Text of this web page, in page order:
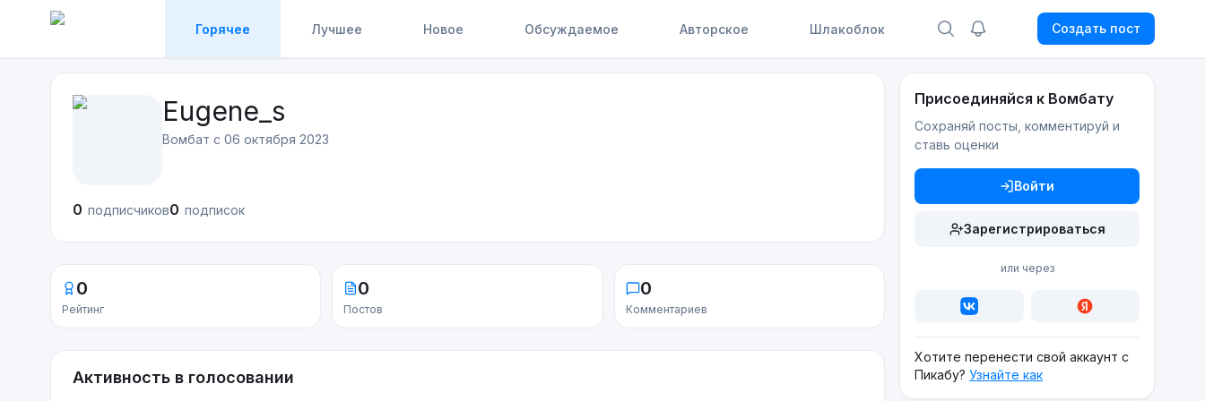
Горячее Лучшее Новое Обсуждаемое Авторское Шлакоблок Создать пост
Eugene_s
Вомбат с 06 октября 2023
0 подписчиков0 подписок
0
Рейтинг
0
Постов
0
Комментариев
Активность в голосовании
Присоединяйся к Вомбату
Сохраняй посты, комментируй и
ставь оценки
Войти
Зарегистрироваться
или через
Хотите перенести свой аккаунт с
Пикабу? Узнайте как